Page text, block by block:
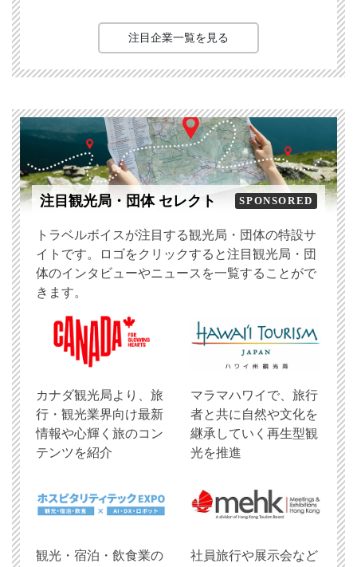
注目企業一覧を見る
注目観光局・団体 セレクト SPONSORED
トラベルボイスが注目する観光局・団体の特設サ
イトです。ロゴをクリックすると注目観光局・団
体のインタビューやニュースを一覧することがで
きます。
​カナダ観光局より、旅
行・観光業界向け最新
情報や心輝く旅のコン
テンツを紹介
マラマハワイで、旅行
者と共に自然や文化を
継承していく再生型観
光を推進
観光・宿泊・飲食業の
社員旅行や展示会など